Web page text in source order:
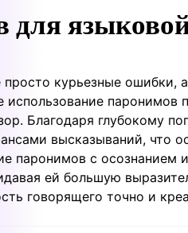
для
курьезные ошибки,
паронимов
Благодаря глубокому
высказываний, что
паронимов с осознанием
ей большую
говорящего точно и